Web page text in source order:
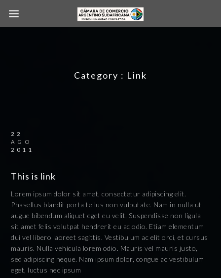
Category : Link
22
AGO
2011
This is link
Lorem ipsum dolor sit amet, consectetur adipiscing elit.
Phasellus blandit porta tellus non vulputate. Nam in nulla ut
augue bibendum aliquet eget eu velit. Suspendisse non ligula
sit amet felis volutpat hendrerit eu ac odio. Etiam elementum
dui vel libero laoreet sagittis. Vestibulum ac elit orci, et cursus
mauris. Nulla vehicula lorem odio. Mauris vel mauris justo,
sed adipiscing neque. Nam ipsum dolor, congue ac vestibulum
eget, luctus nec ipsum